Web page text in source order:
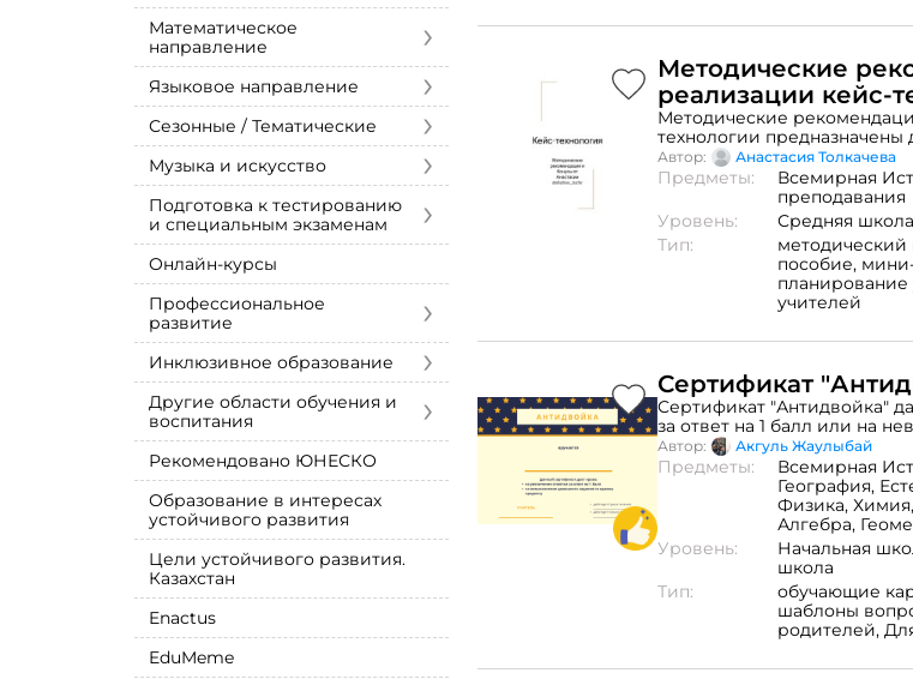
Математическое
направление
›
Языковое направление ›
Сезонные / Тематические ›
Музыка и искусство ›
Подготовка к тестированию
и специальным экзаменам
›
Онлайн-курсы
Профессиональное
развитие
›
Инклюзивное образование ›
Другие области обучения и
воспитания
›
Рекомендовано ЮНЕСКО
Образование в интересах
устойчивого развития
Цели устойчивого развития.
Казахстан
Enactus
EduMeme
Методические
реализации кейс-
Методические
технологии предназначены
собой набор теоретических
реализации данной
цикла как в офлайне, так и
Автор: Анастасия Толкачева
Предметы: Всемирная
преподавания
Уровень:
Средняя
Тип:
методический
пособие,
планирование
учителей
Сертификат
Сертификат "Антидвойка"
за ответ на 1 балл или на невыполнение домашнего задания
по одному предмету.
стимулирования учащихся,
учеников
Автор: Акгуль Жаулыбай
Предметы: Всемирная
География,
Физика, Химия,
Алгебра,
Уровень:
Начальная
школа
Тип:
обучающие
шаблоны
родителей,